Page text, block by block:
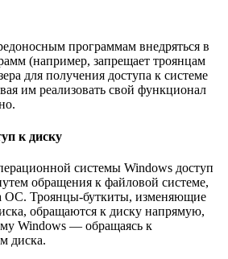
программам внедряться в
(например, запрещает троянцам
для получения доступа к системе
им реализовать свой функционал
к диску
системы Windows доступ
обращения к файловой системе,
ОС. Троянцы-буткиты, изменяющие
обращаются к диску напрямую,
Windows — обращаясь к
диска.